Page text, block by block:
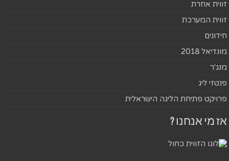
זווית אחרת
זווית המערכת
חידונים
מונדיאל 2018
מנג'ר
פנטזי ליג
פרויקט פתיחת הליגה הישראלית
אז מי אנחנו ?